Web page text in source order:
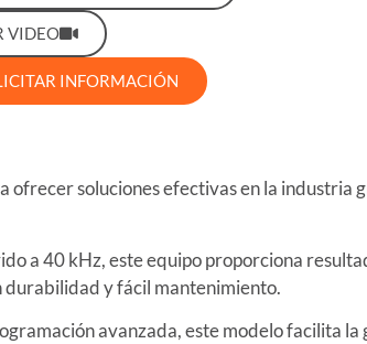
VIDEO
INFORMACIÓN
ofrecer soluciones efectivas en la industria
a 40 kHz, este equipo proporciona
durabilidad y fácil mantenimiento.
avanzada, este modelo facilita la